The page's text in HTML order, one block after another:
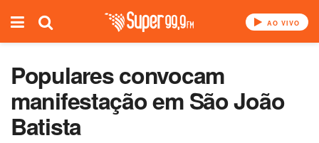
AO VIVO
Populares convocam
manifestação em São João
Batista